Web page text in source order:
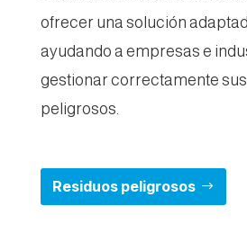
ofrecer una solución
ayudando a empresas e
gestionar correctamente
peligrosos.
Residuos peligrosos